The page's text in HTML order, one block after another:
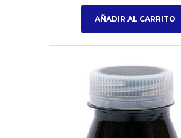
AÑADIR AL CARRITO